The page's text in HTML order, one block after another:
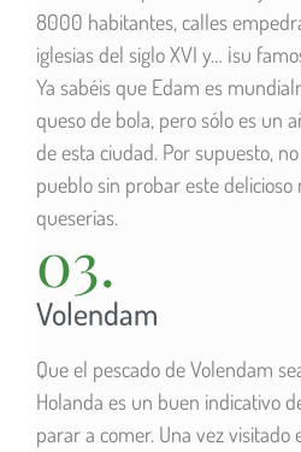
8000 habitantes, calles
iglesias del siglo XVI y… ¡su
Ya sabéis que Edam es
queso de bola, pero sólo es un
de esta ciudad. Por supuesto,
pueblo sin probar este
queserías.
03.
Volendam
Que el pescado de Volendam
Holanda es un buen indicativo
parar a comer. Una vez visitado